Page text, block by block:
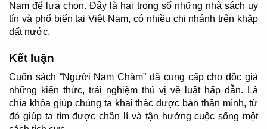
Nam để lựa chọn. Đây là hai trong số những nhà sách uy
tín và phổ biến tại Việt Nam, có nhiều chi nhánh trên khắp
đất nước.
Kết luận
Cuốn sách “Người Nam Châm” đã cung cấp cho độc giả
những kiến thức, trải nghiệm thú vị về luật hấp dẫn. Là
chìa khóa giúp chúng ta khai thác được bản thân mình, từ
đó giúp ta tìm được chân lí và tận hưởng cuộc sống một